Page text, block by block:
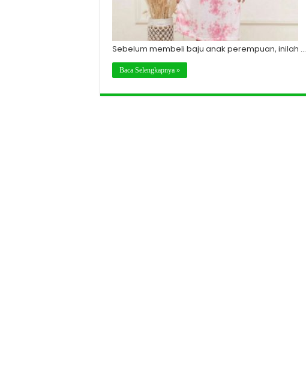
Sebelum membeli baju anak perempuan, inilah …
Baca Selengkapnya »